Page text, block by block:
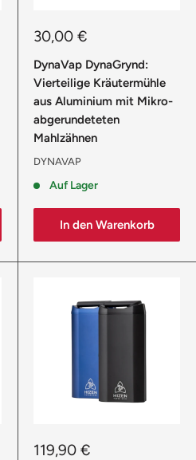
Sonderpreis
30,00 €
DynaVap DynaGrynd:
Vierteilige Kräutermühle
aus Aluminium mit Mikro-
abgerundeteten
Mahlzähnen
DYNAVAP
Auf Lager
In den Warenkorb
Sonderpreis
119,90 €